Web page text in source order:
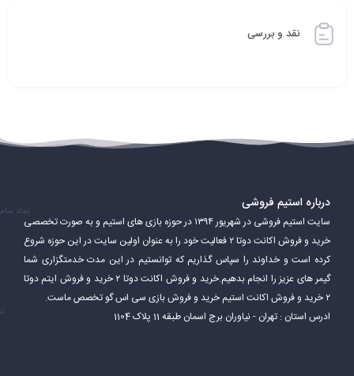
نقد و بررسی
درباره استیم فروشی
سایت استیم فروشی در شهریور ۱۳۹۴ در حوزه بازی های استیم و به صورت تخصصی
خرید و فروش اکانت دوتا ۲ فعالیت خود را به عنوان اولین سایت در این حوزه شروع
کرده است و خداوند را سپاس گذاریم که توانستیم در این مدت خدمتگزاری شما
گیمر های عزیز را انجام بدهیم.خرید و فروش اکانت دوتا ۲ خرید و فروش ایتم دوتا
۲ خرید و فروش اکانت استیم خرید و فروش بازی سی اس گو تخصص ماست.
ادرس استان : تهران - نیاوران برج اسمان طبقه 11 پلاک 1104
نماد